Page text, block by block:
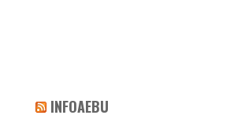
INFOAEBU